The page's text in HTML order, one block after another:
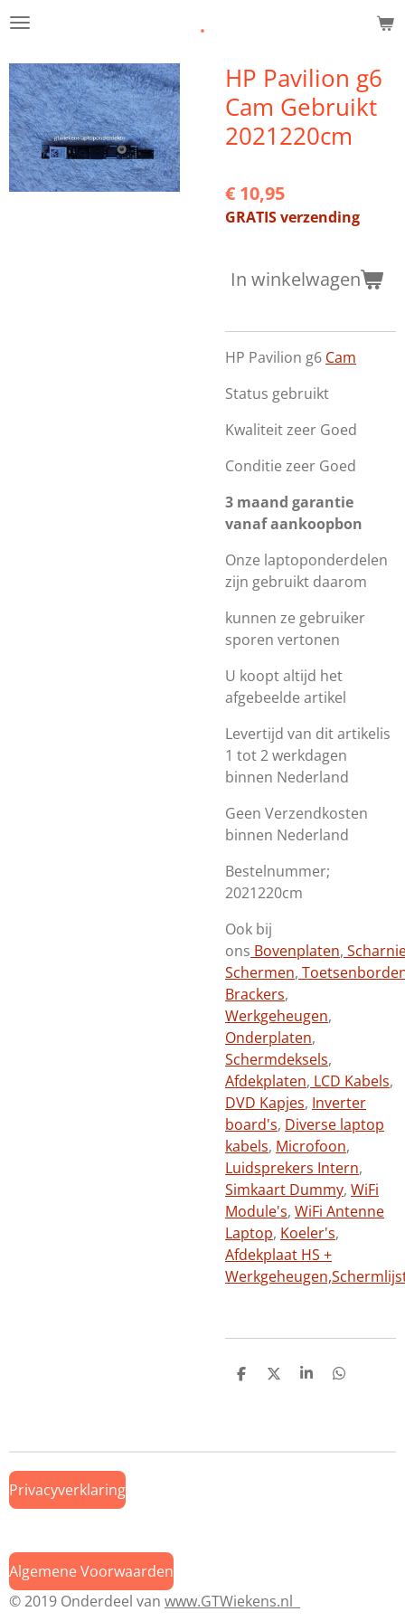
Ga
naar
de
hoofdinhoud
.
HP Pavilion g6
Cam Gebruikt
2021220cm
€ 10,95
GRATIS verzending
In winkelwagen
HP Pavilion g6 Cam
Status gebruikt
Kwaliteit zeer Goed
Conditie zeer Goed
3 maand garantie
vanaf aankoopbon
Onze laptoponderdelen
zijn gebruikt daarom
kunnen ze gebruiker
sporen vertonen
U koopt altijd het
afgebeelde artikel
Levertijd van dit artikelis
1 tot 2 werkdagen
binnen Nederland
Geen Verzendkosten
binnen Nederland
Bestelnummer;
2021220cm
Ook bij
ons Bovenplaten,
Schermen,
Brackers,
Werkgeheugen,
Onderplaten,
Schermdeksels,
Afdekplaten, LCD Kabels,
DVD Kapjes, Inverter
board's, Diverse laptop
kabels, Microfoon,
Luidsprekers Intern,
Simkaart Dummy, WiFi
Module's, WiFi Antenne
Laptop, Koeler's,
Afdekplaat HS +
Werkgeheugen,
D
D
S
D
Privacyverklaring
Algemene Voorwaarden
© 2019 Onderdeel van www.GTWiekens.nl